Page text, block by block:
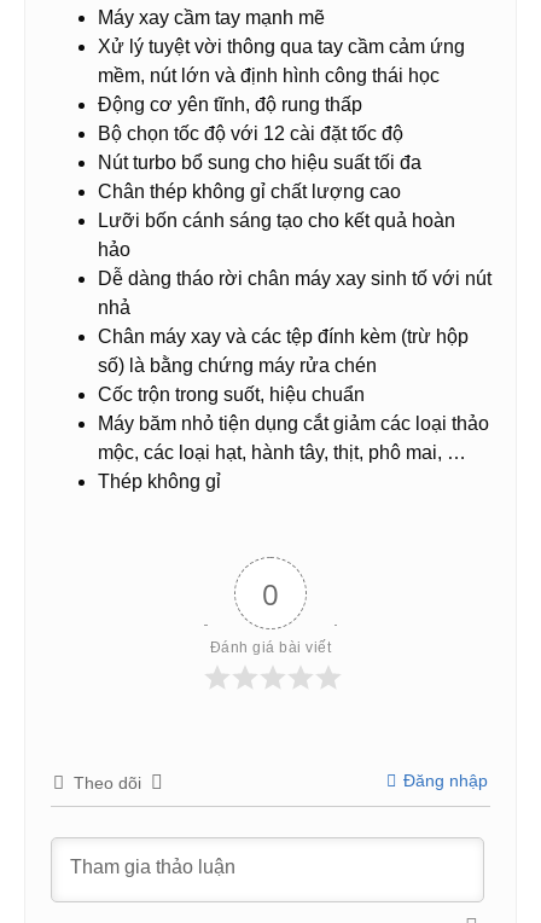
Máy xay cầm tay mạnh mẽ
Xử lý tuyệt vời thông qua tay cầm cảm ứng
mềm, nút lớn và định hình công thái học
Động cơ yên tĩnh, độ rung thấp
Bộ chọn tốc độ với 12 cài đặt tốc độ
Nút turbo bổ sung cho hiệu suất tối đa
Chân thép không gỉ chất lượng cao
Lưỡi bốn cánh sáng tạo cho kết quả hoàn
hảo
Dễ dàng tháo rời chân máy xay sinh tố với nút
nhả
Chân máy xay và các tệp đính kèm (trừ hộp
số) là bằng chứng máy rửa chén
Cốc trộn trong suốt, hiệu chuẩn
Máy băm nhỏ tiện dụng cắt giảm các loại thảo
mộc, các loại hạt, hành tây, thịt, phô mai, …
Thép không gỉ
0
Đánh giá bài viết
Theo dõi Đăng nhập